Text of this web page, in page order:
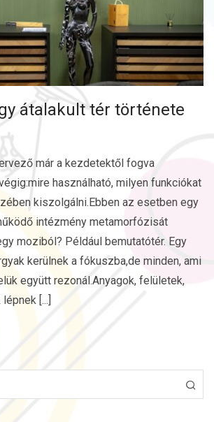
átalakult tér története
már a kezdetektől fogva
használható, milyen funkciókat
kiszolgálni.Ebben az esetben egy
intézmény metamorfózisát
moziból? Például bemutatótér. Egy
kerülnek a fókuszba,de minden, ami
együtt rezonál.Anyagok, felületek,
[...]